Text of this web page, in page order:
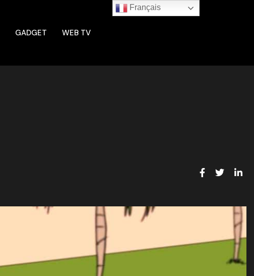
GADGET WEB TV
Français